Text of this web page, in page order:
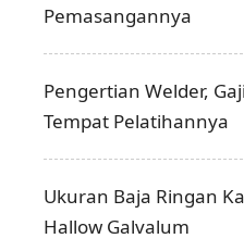
Pemasangannya
Pengertian Welder,
Tempat Pelatihannya
Ukuran Baja Ringan
Hallow Galvalum